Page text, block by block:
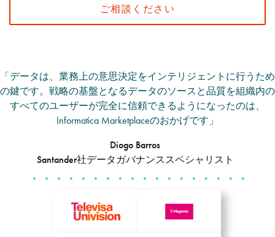
ご相談ください
「データは、業務上の意思決定をインテリジェントに行うため
の鍵です。戦略の基盤となるデータのソースと品質を組織内の
すべてのユーザーが完全に信頼できるようになったのは、
Informatica Marketplaceのおかげです」
Diogo Barros
Santander社データガバナンススペシャリスト